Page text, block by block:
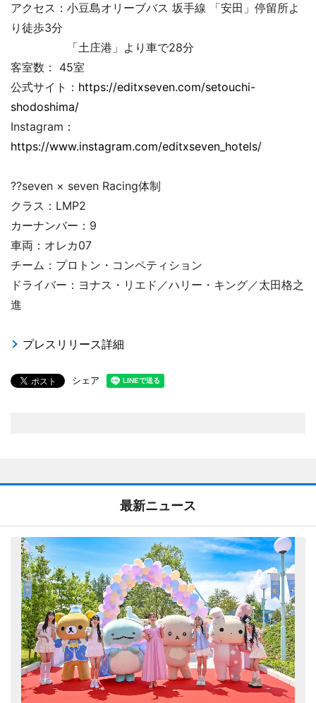
アクセス：小豆島オリーブバス 坂手線 「安田」停留所よ
り徒歩3分
「土庄港」より車で28分
客室数： 45室
公式サイト： https://editxseven.com/setouchi-
shodoshima/
Instagram：
https://www.instagram.com/editxseven_hotels/
??seven × seven Racing体制
クラス：LMP2
カーナンバー：9
車両：オレカ07
チーム：プロトン・コンペティション
ドライバー：ヨナス・リエド／ハリー・キング／太田格之
進
プレスリリース詳細
シェア
最新ニュース